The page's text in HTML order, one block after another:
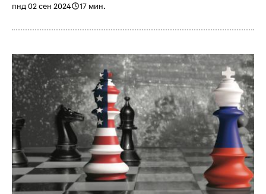
пнд 02 сен 2024 17 мин.